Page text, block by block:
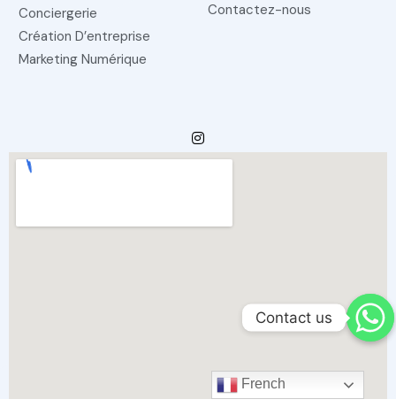
Conciergerie
Création D’entreprise
Marketing Numérique
Contactez-nous
French
Contact us